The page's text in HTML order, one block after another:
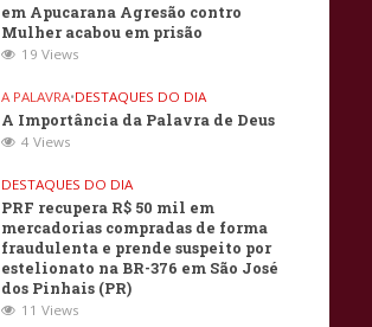
em Apucarana Agresão contro
Mulher acabou em prisão
19 Views
A PALAVRA•DESTAQUES DO DIA
A Importância da Palavra de Deus
4 Views
DESTAQUES DO DIA
PRF recupera R$ 50 mil em
mercadorias compradas de forma
fraudulenta e prende suspeito por
estelionato na BR-376 em São José
dos Pinhais (PR)
11 Views